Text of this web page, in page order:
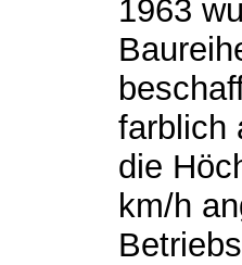
1963
farblich
die
km/h